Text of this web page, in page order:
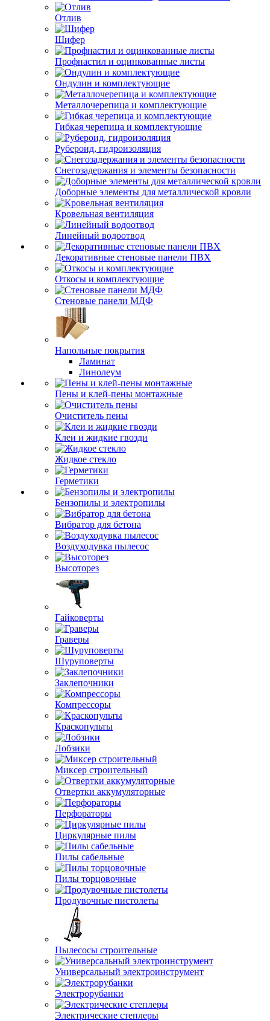
Отлив
Шифер
Профнастил и оцинкованные листы
Ондулин и комплектующие
Металлочерепица и комплектующие
Гибкая черепица и комплектующие
Рубероид, гидроизоляция
Снегозадержания и элементы безопасности
Доборные элементы для металлической кровли
Кровельная вентиляция
Линейный водоотвод
Декоративные стеновые панели ПВХ
Откосы и комплектующие
Стеновые панели МДФ
Напольные покрытия
Ламинат
Линолеум
Пены и клей-пены монтажные
Очиститель пены
Клеи и жидкие гвозди
Жидкое стекло
Герметики
Бензопилы и электропилы
Вибратор для бетона
Воздуходувка пылесос
Высоторез
Гайковерты
Граверы
Шуруповерты
Заклепочники
Компрессоры
Краскопульты
Лобзики
Миксер строительный
Отвертки аккумуляторные
Перфораторы
Циркулярные пилы
Пилы сабельные
Пилы торцовочные
Продувочные пистолеты
Пылесосы строительные
Универсальный электроинструмент
Электрорубанки
Электрические степлеры